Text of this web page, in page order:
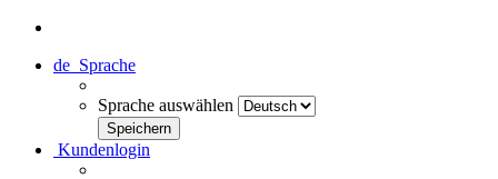
de Sprache
Sprache auswählen
Kundenlogin